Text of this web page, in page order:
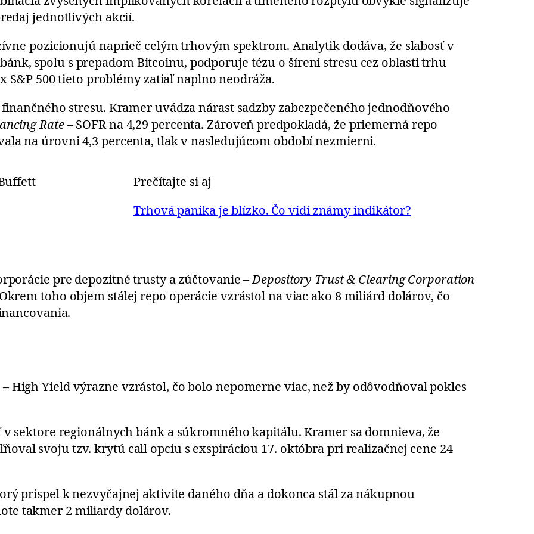
jednotlivých akcií.
pozicionujú naprieč celým trhovým spektrom. Analytik dodáva, že slabosť v
spolu s prepadom Bitcoinu, podporuje tézu o šírení stresu cez oblasti trhu
500 tieto problémy zatiaľ naplno neodráža.
stresu. Kramer uvádza nárast sadzby zabezpečeného jednodňového
Rate– SOFR na 4,29 percenta. Zároveň predpokladá, že priemerná repo
na úrovni 4,3 percenta, tlak v nasledujúcom období nezmierni.
Prečítajte si aj
Trhová panika je blízko. Čo vidí známy indikátor?
pre depozitné trusty a zúčtovanie –Depository Trust & Clearing Corporation
toho objem stálej repo operácie vzrástol na viac ako 8 miliárd dolárov, čo
High Yield výrazne vzrástol, čo bolo nepomerne viac, než by odôvodňoval pokles
sektore regionálnych bánk a súkromného kapitálu. Kramer sa domnieva, že
svoju tzv. krytú call opciu s exspiráciou 17. októbra pri realizačnej cene 24
prispel k nezvyčajnej aktivite daného dňa a dokonca stál za nákupnou
takmer 2 miliardy dolárov.